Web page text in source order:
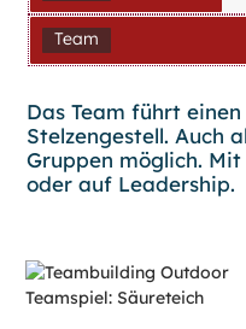
Team
Das Team führt
Stelzengestell. Auch
Gruppen möglich.
oder auf Leadership.